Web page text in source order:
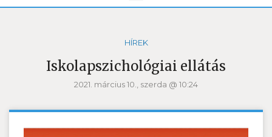
HÍREK
Iskolapszichológiai ellátás
2021. március 10., szerda @ 10:24